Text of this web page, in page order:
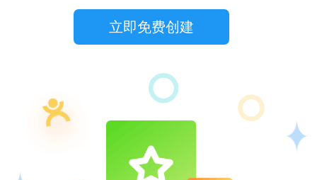
立即免费创建